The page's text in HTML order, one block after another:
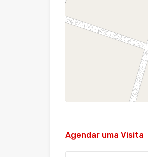
Agendar uma Visita